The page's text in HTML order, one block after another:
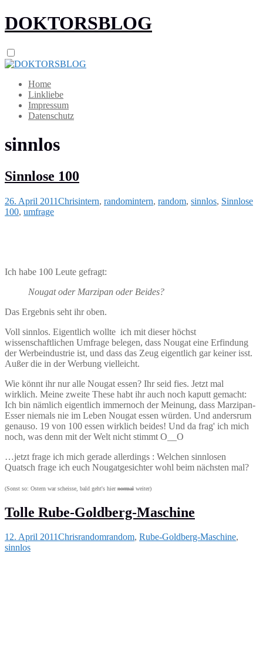
DOKTORSBLOG
Home
Linkliebe
Impressum
Datenschutz
sinnlos
Sinnlose 100
26. April 2011Chrisintern, randomintern, random, sinnlos, Sinnlose
100, umfrage
Ich habe 100 Leute gefragt:
Nougat oder Marzipan oder Beides?
Das Ergebnis seht ihr oben.
Voll sinnlos. Eigentlich wollte ich mit dieser höchst
wissenschaftlichen Umfrage belegen, dass Nougat eine Erfindung
der Werbeindustrie ist, und dass das Zeug eigentlich gar keiner isst.
Außer die in der Werbung vielleicht.
Wie könnt ihr nur alle Nougat essen? Ihr seid fies. Jetzt mal
wirklich. Meine zweite These habt ihr auch noch kaputt gemacht:
Ich bin nämlich eigentlich immernoch der Meinung, dass Marzipan-
Esser niemals nie im Leben Nougat essen würden. Und andersrum
genauso. 19 von 100 essen wirklich beides! Und da frag' ich mich
noch, was denn mit der Welt nicht stimmt O__O
…jetzt frage ich mich gerade allerdings : Welchen sinnlosen
Quatsch frage ich euch Nougatgesichter wohl beim nächsten mal?
(Sonst so: Ostern war scheisse, bald geht's hiernormal weiter)
Tolle Rube-Goldberg-Maschine
12. April 2011Chrisrandomrandom, Rube-Goldberg-Maschine,
sinnlos